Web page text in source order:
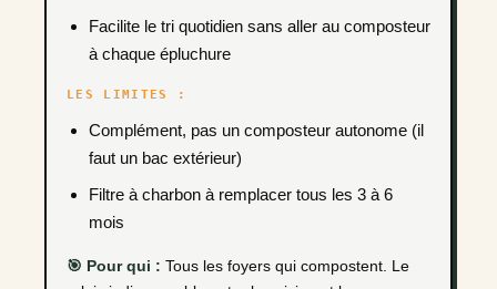
Facilite le tri quotidien sans aller au composteur
à chaque épluchure
LES LIMITES :
Complément, pas un composteur autonome (il
faut un bac extérieur)
Filtre à charbon à remplacer tous les 3 à 6
mois
🎯 Pour qui : Tous les foyers qui compostent. Le